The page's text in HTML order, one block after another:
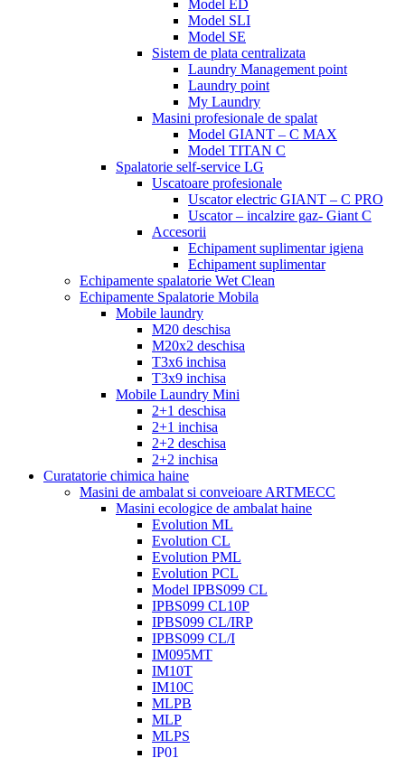
Model ED
Model SLI
Model SE
Sistem de plata centralizata
Laundry Management point
Laundry point
My Laundry
Masini profesionale de spalat
Model GIANT – C MAX
Model TITAN C
Spalatorie self-service LG
Uscatoare profesionale
Uscator electric GIANT – C PRO
Uscator – incalzire gaz- Giant C
Accesorii
Echipament suplimentar igiena
Echipament suplimentar
Echipamente spalatorie Wet Clean
Echipamente Spalatorie Mobila
Mobile laundry
M20 deschisa
M20x2 deschisa
T3x6 inchisa
T3x9 inchisa
Mobile Laundry Mini
2+1 deschisa
2+1 inchisa
2+2 deschisa
2+2 inchisa
Curatatorie chimica haine
Masini de ambalat si conveioare ARTMECC
Masini ecologice de ambalat haine
Evolution ML
Evolution CL
Evolution PML
Evolution PCL
Model IPBS099 CL
IPBS099 CL10P
IPBS099 CL/IRP
IPBS099 CL/I
IM095MT
IM10T
IM10C
MLPB
MLP
MLPS
IP01